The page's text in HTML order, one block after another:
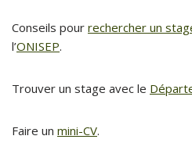
Conseils pour rechercher un
l’ONISEP.
Trouver un stage avec le
Faire un mini-CV.